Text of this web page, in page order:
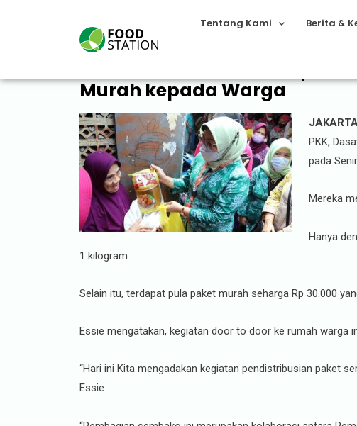
Tentang Kami Berita &
Kolaborasi Food Station,
Murah kepada Warga
PKK,
pada
Mereka
Hanya
1 kilogram.
Selain itu, terdapat pula paket murah seharga Rp 30.000
Essie mengatakan, kegiatan door to door ke rumah warga
“Hari ini Kita mengadakan kegiatan pendistribusian paket
Essie.